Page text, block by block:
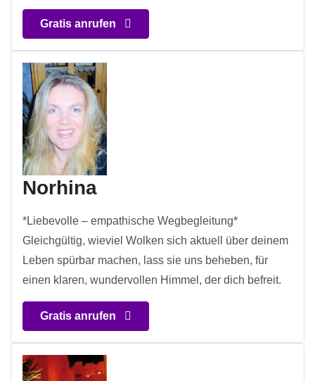
Gratis anrufen
Norhina
*Liebevolle – empathische Wegbegleitung*
Gleichgültig, wieviel Wolken sich aktuell über deinem
Leben spürbar machen, lass sie uns beheben, für
einen klaren, wundervollen Himmel, der dich befreit.
Gratis anrufen